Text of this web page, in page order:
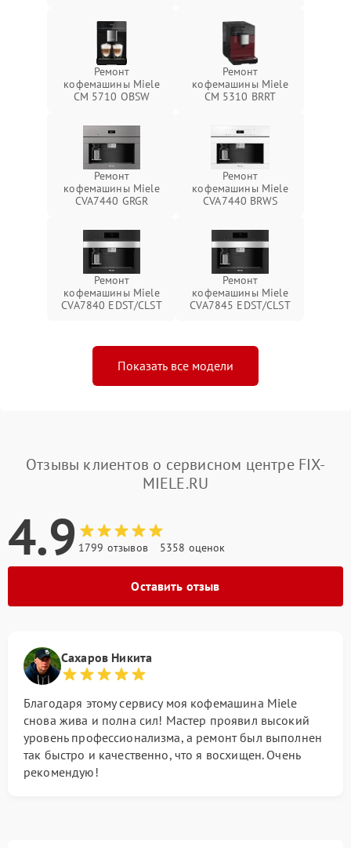
Ремонт
кофемашины Miele
CM 5710 OBSW
Ремонт
кофемашины Miele
CM 5310 BRRT
Ремонт
кофемашины Miele
CVA7440 GRGR
Ремонт
кофемашины Miele
CVA7440 BRWS
Ремонт
кофемашины Miele
CVA7840 EDST/CLST
Ремонт
кофемашины Miele
CVA7845 EDST/CLST
Показать все модели
Отзывы клиентов о сервисном центре FIX-
MIELE.RU
4.9 1799 отзывов 5358 оценок
Оставить отзыв
Сахаров Никита
Благодаря этому сервису моя кофемашина Miele
снова жива и полна сил! Мастер проявил высокий
уровень профессионализма, а ремонт был выполнен
так быстро и качественно, что я восхищен. Очень
рекомендую!